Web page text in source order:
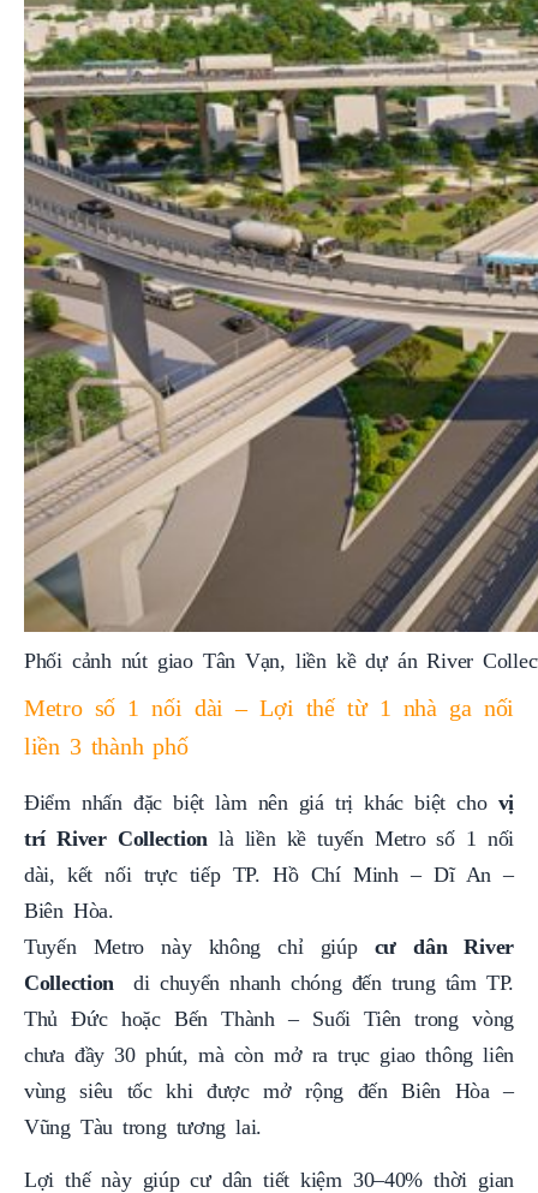
Phối cảnh nút giao Tân Vạn, liền kề dự án River
Metro số 1 nối dài – Lợi thế từ 1 nhà ga nối
liền 3 thành phố
Điểm nhấn đặc biệt làm nên giá trị khác biệt cho vị
trí River Collection là liền kề tuyến Metro số 1 nối
dài, kết nối trực tiếp TP. Hồ Chí Minh – Dĩ An –
Biên Hòa.
Tuyến Metro này không chỉ giúp cư dân
River
Collection
di chuyển nhanh chóng đến trung tâm TP.
Thủ Đức hoặc Bến Thành – Suối Tiên trong vòng
chưa đầy 30 phút, mà còn mở ra trục giao thông liên
vùng siêu tốc khi được mở rộng đến Biên Hòa –
Vũng Tàu trong tương lai.
Lợi thế này giúp cư dân tiết kiệm 30–40% thời gian